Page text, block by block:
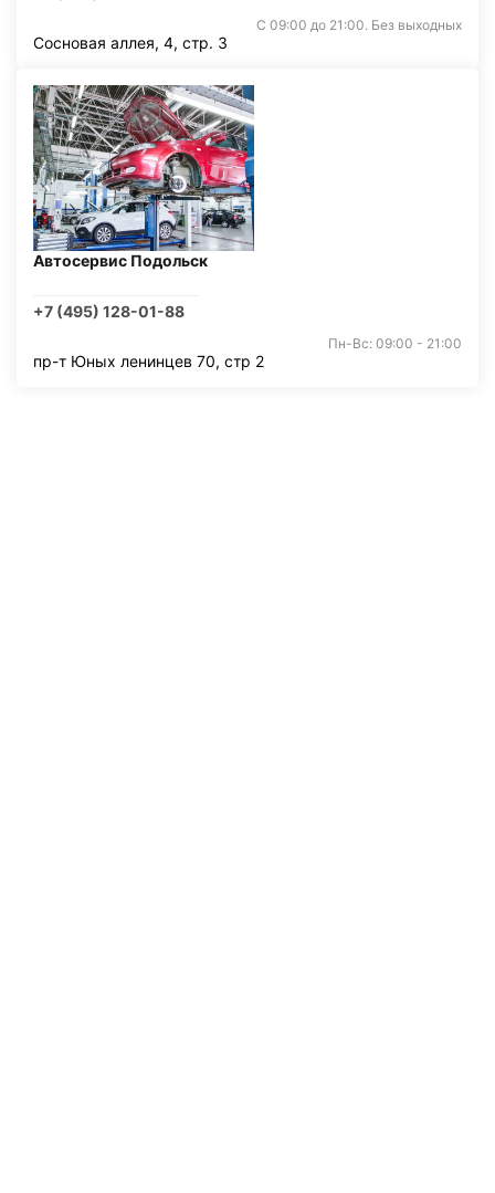
С 09:00 до 21:00. Без выходных
Сосновая аллея, 4, стр. 3
Автосервис Подольск
+7 (495) 128-01-88
Пн-Вс: 09:00 - 21:00
пр-т Юных ленинцев 70, стр 2